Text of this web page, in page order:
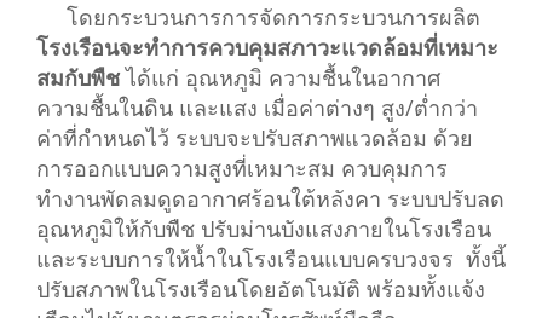
โดยกระบวนการการจัดการกระบวนการผลิต
โรงเรือนจะทำการควบคุมสภาวะแวดล้อมที่เหมาะ
สมกับพืชได้แก่ อุณหภูมิ ความชื้นในอากาศ
ความชื้นในดิน และแสง เมื่อค่าต่างๆ สูง/ต่ำกว่า
ค่าที่กำหนดไว้ ระบบจะปรับสภาพแวดล้อม ด้วย
การออกแบบความสูงที่เหมาะสม ควบคุมการ
ทำงานพัดลมดูดอากาศร้อนใต้หลังคา ระบบปรับลด
อุณหภูมิให้กับพืช ปรับม่านบังแสงภายในโรงเรือน
และระบบการให้น้ำในโรงเรือนแบบครบวงจร ทั้งนี้
ปรับสภาพในโรงเรือนโดยอัตโนมัติ พร้อมทั้งแจ้ง